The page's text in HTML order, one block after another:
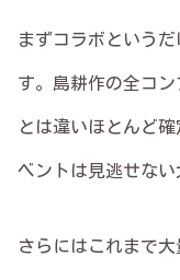
まずコラボという
す。島耕作の全コ
とは違いほとんど
ベントは見逃せな
さらにはこれまで